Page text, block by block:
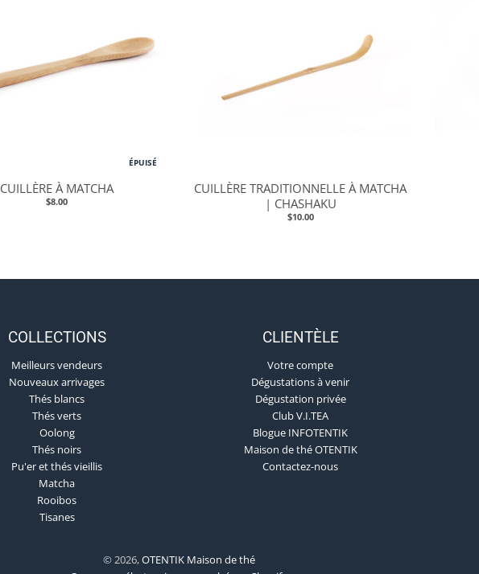
ÉPUISÉ
CUILLÈRE À MATCHA
$8.00
CUILLÈRE TRADITIONNELLE À MATCHA
| CHASHAKU
$10.00
COLLECTIONS
Meilleurs vendeurs
Nouveaux arrivages
Thés blancs
Thés verts
Oolong
Thés noirs
Pu'er et thés vieillis
Matcha
Rooibos
Tisanes
CLIENTÈLE
Votre compte
Dégustations à venir
Dégustation privée
Club V.I.TEA
Blogue INFOTENTIK
Maison de thé OTENTIK
Contactez-nous
© 2026,OTENTIK Maison de thé